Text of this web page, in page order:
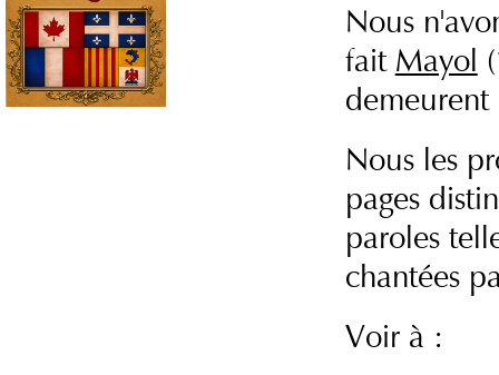
Nous
fait Mayol
Nous les
pages
paroles
chantées
Voir à :